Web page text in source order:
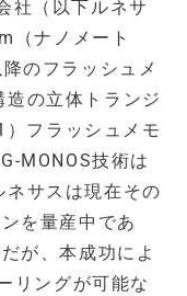
社（以下ルネサ
（ナノメート
のフラッシュメ
の立体トランジ
フラッシュメモ
MONOS技術は
サスは現在その
を量産中であ
が、本成功によ
リングが可能な